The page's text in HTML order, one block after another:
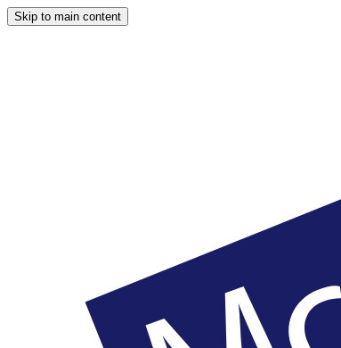
Skip to main content